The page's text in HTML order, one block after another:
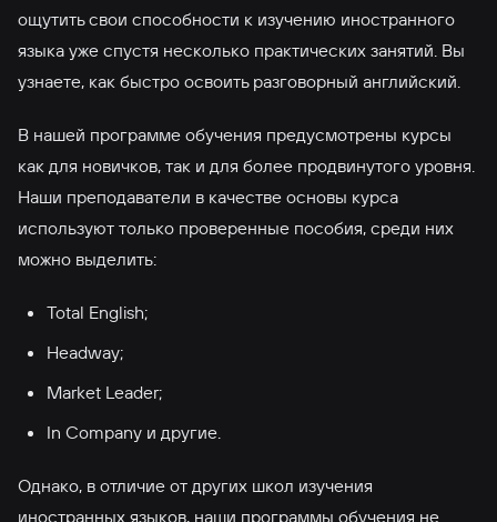
ощутить свои способности к изучению иностранного
языка уже спустя несколько практических занятий. Вы
узнаете, как быстро освоить разговорный английский.
В нашей программе обучения предусмотрены курсы
как для новичков, так и для более продвинутого уровня.
Наши преподаватели в качестве основы курса
используют только проверенные пособия, среди них
можно выделить:
Total English;
Headway;
Market Leader;
In Company и другие.
Однако, в отличие от других школ изучения
иностранных языков, наши программы обучения не